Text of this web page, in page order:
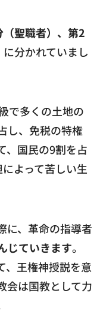
聖職者）、第2
に分かれていまし
で多くの土地の
し、免税の特権
、国民の9割を占
よって苦しい生
に、革命の指導者
じていきます。
、王権神授説を意
会は国教として力